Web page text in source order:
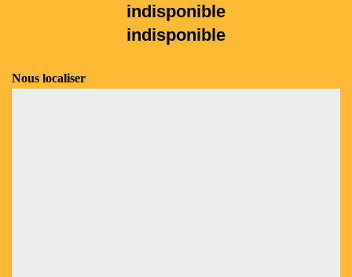
indisponible
indisponible
Nous localiser